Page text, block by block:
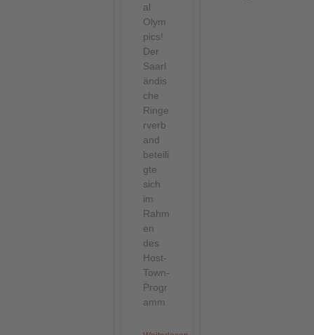
al
Olym
pics!
Der
Saarl
ändis
che
Ringe
rverb
and
beteili
gte
sich
im
Rahm
en
des
Host-
Town-
Progr
amm